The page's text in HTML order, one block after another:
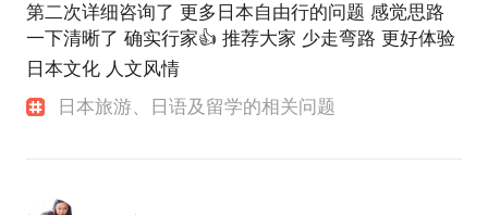
第二次详细咨询了 更多日本自由行的问题 感觉思路
一下清晰了 确实行家👍 推荐大家 少走弯路 更好体验
日本文化 人文风情
日本旅游、日语及留学的相关问题